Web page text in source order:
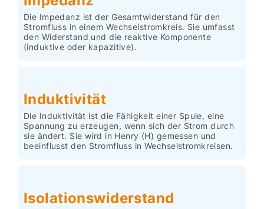
Die Impedanz ist der Gesamtwiderstand für den
Stromfluss in einem Wechselstromkreis. Sie umfasst
den Widerstand und die reaktive Komponente
(induktive oder kapazitive).
Induktivität
Die Induktivität ist die Fähigkeit einer Spule, eine
Spannung zu erzeugen, wenn sich der Strom durch
sie ändert. Sie wird in Henry (H) gemessen und
beeinflusst den Stromfluss in Wechselstromkreisen.
Isolationswiderstand